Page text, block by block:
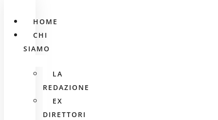
HOME
CHI
SIAMO
LA
REDAZIONE
EX
DIRETTORI